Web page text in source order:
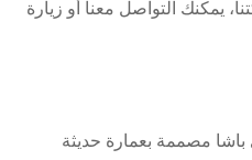
يمكنك التواصل معنا أو زيارة
باشا مصممة بعمارة حديثة